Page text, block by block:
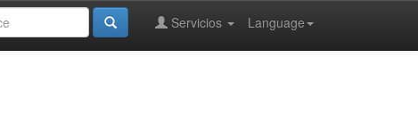
Language
Servicios